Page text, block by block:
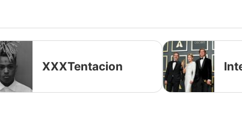
XXXTentacion